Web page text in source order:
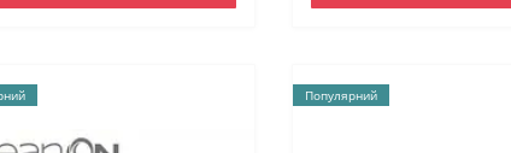
Популярний